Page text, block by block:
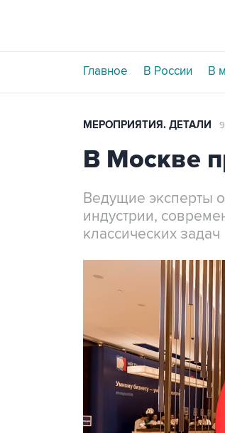
Главное В России В
МЕРОПРИЯТИЯ. ДЕТАЛИ
В Москве
Ведущие эксперты
индустрии,
классических задач